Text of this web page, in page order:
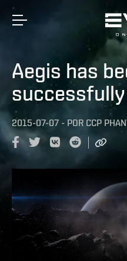
Aegis has
2015-07-07 - POR CCP